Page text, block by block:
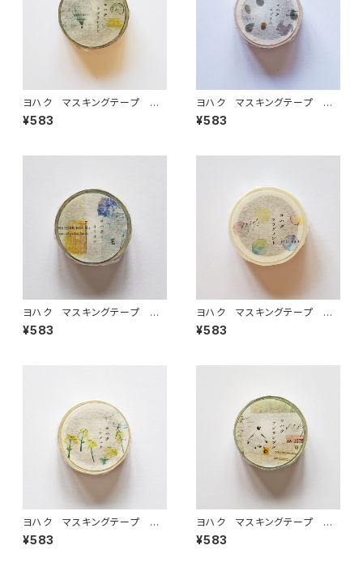
ヨハク マスキングテープ ラ
ボラトリー Y-189
¥583
ヨハク マスキングテープ エ
ゾリス Y-190
¥583
ヨハク マスキングテープ オ
リオン Y-187
¥583
ヨハク マスキングテープ フ
ラグメント Y-185
¥583
ヨハク マスキングテープ ナ
ノハナ Y-188
¥583
ヨハク マスキングテープ ア
ンサンブル Y-184
¥583